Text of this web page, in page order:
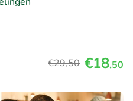
€29,50 €18,50